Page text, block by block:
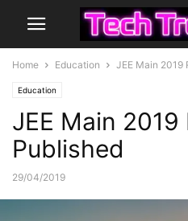
Home Education JEE Main 2019
Education
JEE Main 2019
Published
29/04/2019